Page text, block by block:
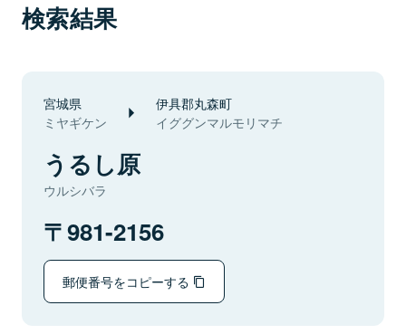
検索結果
宮城県
ミヤギケン
伊具郡丸森町
イググンマルモリマチ
うるし原
ウルシバラ
981-2156
郵便番号をコピーする